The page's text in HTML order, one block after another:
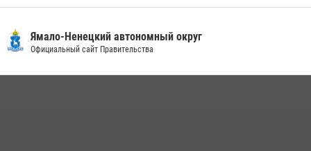
18 июля 2026, 09:36 3
«Росгвардия. Вехи истории»: войска правопорядка на охране
стратегических объектов поверженной Германии (видео)
Ямало-Ненецкий автономный округ
Официальный сайт Правительства